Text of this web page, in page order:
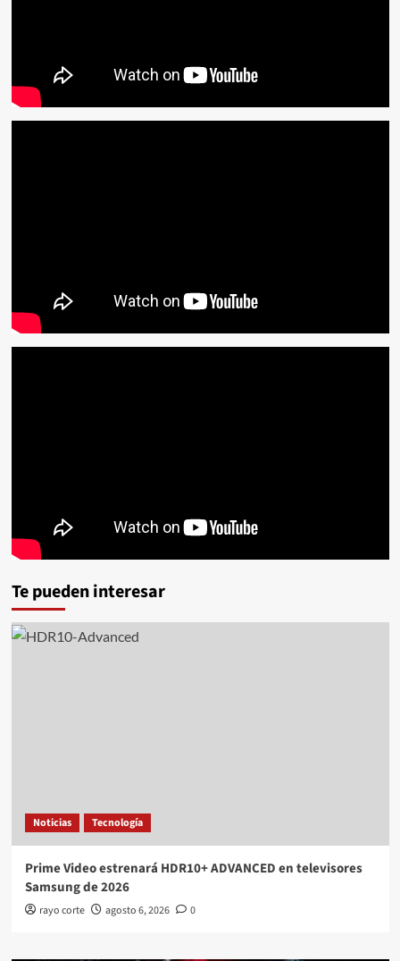
Te pueden interesar
Noticias Tecnología
Prime Video estrenará HDR10+ ADVANCED en televisores
Samsung de 2026
rayo corte agosto 6, 2026 0